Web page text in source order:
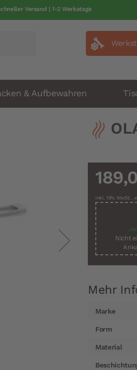
Versand | 1-2 Werkatage
& Aufbewahren
Inkl. 19% MwSt. ,
Nicht
Mehr
Informationen
Marke
Form
Material